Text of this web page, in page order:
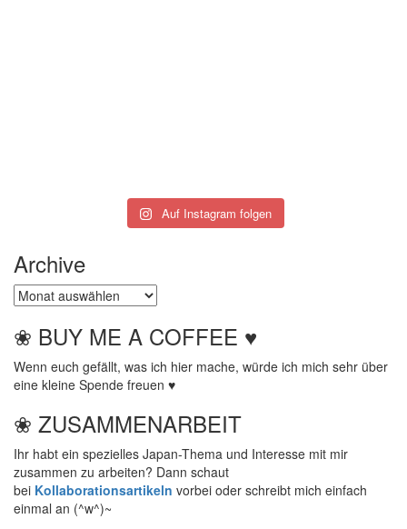
Auf Instagram folgen
Archive
Archive
❀ BUY ME A COFFEE ♥
Wenn euch gefällt, was ich hier mache, würde ich mich sehr über
eine kleine Spende freuen ♥
❀ ZUSAMMENARBEIT
Ihr habt ein spezielles Japan-Thema und Interesse mit mir
zusammen zu arbeiten? Dann schaut
bei Kollaborationsartikeln vorbei oder schreibt mich einfach
einmal an (^w^)~